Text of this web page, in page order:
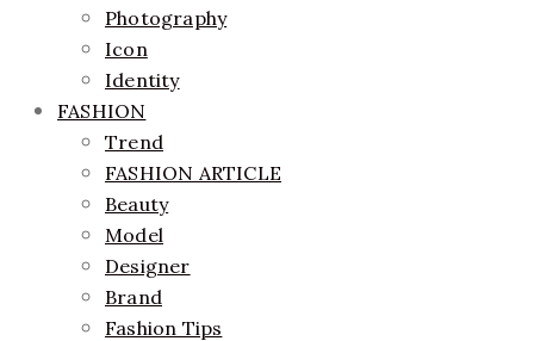
Photography
Icon
Identity
FASHION
Trend
FASHION ARTICLE
Beauty
Model
Designer
Brand
Fashion Tips